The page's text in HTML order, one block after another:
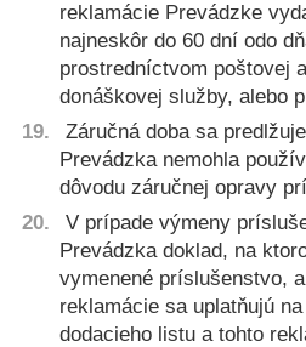
reklamácie Prevádzke
najneskôr do 60 dní odo
prostredníctvom poštovej
donáškovej služby, alebo
Záručná doba sa
Prevádzka nemohla
dôvodu záručnej opravy
V prípade výmeny
Prevádzka doklad, na
vymenené príslušenstvo,
reklamácie sa uplatňujú
dodacieho listu a tohto